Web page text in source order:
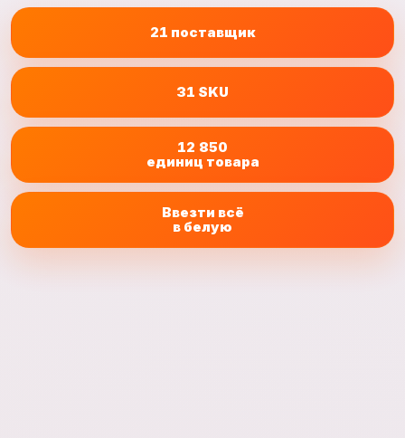
21 поставщик
31 SKU
12 850
единиц товара
Ввезти всё
в белую